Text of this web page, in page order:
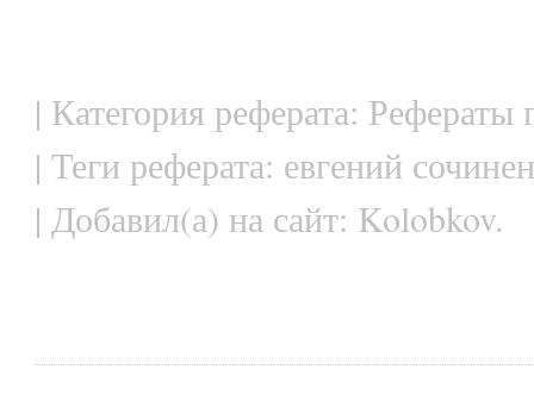
| Категория реферата: Рефераты
| Теги реферата: евгений
| Добавил(а) на сайт: Kolobkov.